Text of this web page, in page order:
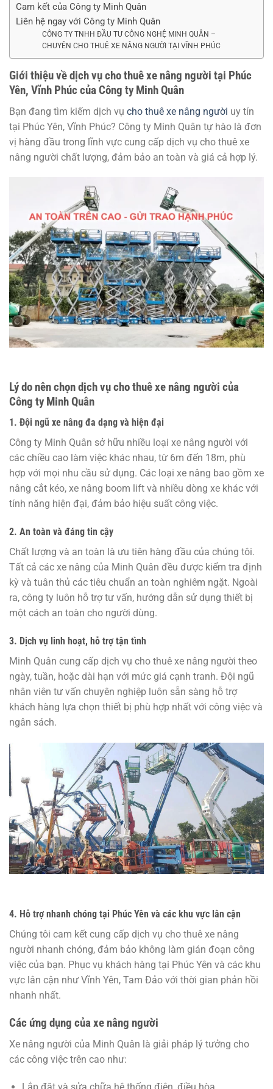
Cam kết của Công ty Minh Quân
Liên hệ ngay với Công ty Minh Quân
CÔNG TY TNHH ĐẦU TƯ CÔNG NGHỆ MINH QUÂN –
CHUYÊN CHO THUÊ XE NÂNG NGƯỜI TẠI VĨNH PHÚC
Giới thiệu về dịch vụ cho thuê xe nâng người tại Phúc
Yên, Vĩnh Phúc của Công ty Minh Quân
Bạn đang tìm kiếm dịch vụ cho thuê xe nâng người uy tín
tại Phúc Yên, Vĩnh Phúc? Công ty Minh Quân tự hào là đơn
vị hàng đầu trong lĩnh vực cung cấp dịch vụ cho thuê xe
nâng người chất lượng, đảm bảo an toàn và giá cả hợp lý.
Lý do nên chọn dịch vụ cho thuê xe nâng người của
Công ty Minh Quân
1. Đội ngũ xe nâng đa dạng và hiện đại
Công ty Minh Quân sở hữu nhiều loại xe nâng người với
các chiều cao làm việc khác nhau, từ 6m đến 18m, phù
hợp với mọi nhu cầu sử dụng. Các loại xe nâng bao gồm xe
nâng cắt kéo, xe nâng boom lift và nhiều dòng xe khác với
tính năng hiện đại, đảm bảo hiệu suất công việc.
2. An toàn và đáng tin cậy
Chất lượng và an toàn là ưu tiên hàng đầu của chúng tôi.
Tất cả các xe nâng của Minh Quân đều được kiểm tra định
kỳ và tuân thủ các tiêu chuẩn an toàn nghiêm ngặt. Ngoài
ra, công ty luôn hỗ trợ tư vấn, hướng dẫn sử dụng thiết bị
một cách an toàn cho người dùng.
3. Dịch vụ linh hoạt, hỗ trợ tận tình
Minh Quân cung cấp dịch vụ cho thuê xe nâng người theo
ngày, tuần, hoặc dài hạn với mức giá cạnh tranh. Đội ngũ
nhân viên tư vấn chuyên nghiệp luôn sẵn sàng hỗ trợ
khách hàng lựa chọn thiết bị phù hợp nhất với công việc và
ngân sách.
4. Hỗ trợ nhanh chóng tại Phúc Yên và các khu vực lân cận
Chúng tôi cam kết cung cấp dịch vụ cho thuê xe nâng
người nhanh chóng, đảm bảo không làm gián đoạn công
việc của bạn. Phục vụ khách hàng tại Phúc Yên và các khu
vực lân cận như Vĩnh Yên, Tam Đảo với thời gian phản hồi
nhanh nhất.
Các ứng dụng của xe nâng người
Xe nâng người của Minh Quân là giải pháp lý tưởng cho
các công việc trên cao như: